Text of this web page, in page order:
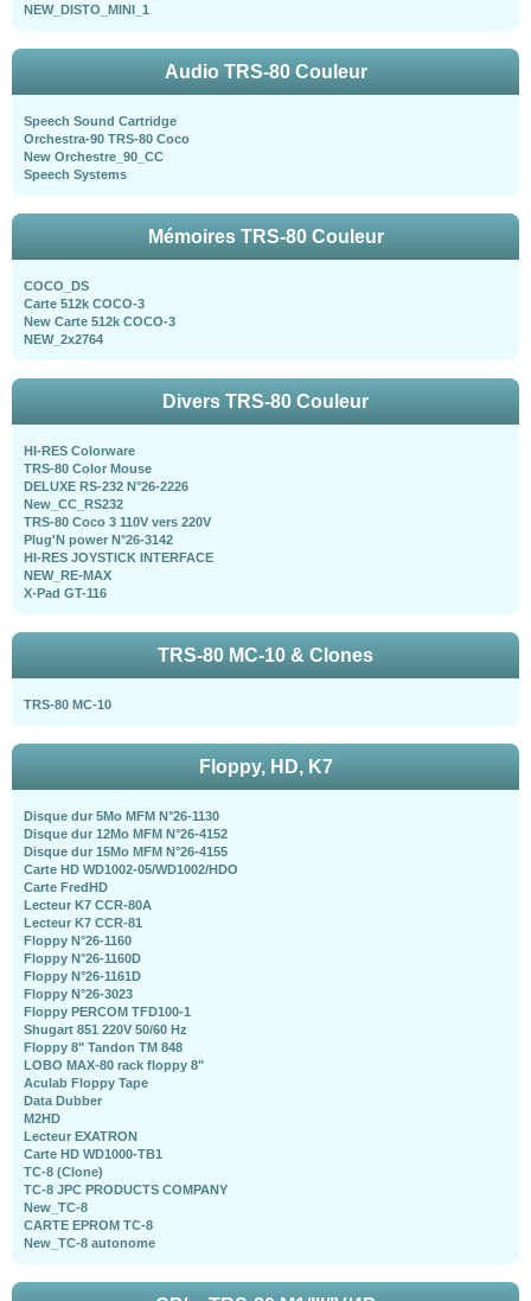
NEW_DISTO_MINI_1
Audio TRS-80 Couleur
Speech Sound Cartridge
Orchestra-90 TRS-80 Coco
New Orchestre_90_CC
Speech Systems
Mémoires TRS-80 Couleur
COCO_DS
Carte 512k COCO-3
New Carte 512k COCO-3
NEW_2x2764
Divers TRS-80 Couleur
HI-RES Colorware
TRS-80 Color Mouse
DELUXE RS-232 N°26-2226
New_CC_RS232
TRS-80 Coco 3 110V vers 220V
Plug'N power N°26-3142
HI-RES JOYSTICK INTERFACE
NEW_RE-MAX
X-Pad GT-116
TRS-80 MC-10 & Clones
TRS-80 MC-10
Floppy, HD, K7
Disque dur 5Mo MFM N°26-1130
Disque dur 12Mo MFM N°26-4152
Disque dur 15Mo MFM N°26-4155
Carte HD WD1002-05/WD1002/HDO
Carte FredHD
Lecteur K7 CCR-80A
Lecteur K7 CCR-81
Floppy N°26-1160
Floppy N°26-1160D
Floppy N°26-1161D
Floppy N°26-3023
Floppy PERCOM TFD100-1
Shugart 851 220V 50/60 Hz
Floppy 8" Tandon TM 848
LOBO MAX-80 rack floppy 8"
Aculab Floppy Tape
Data Dubber
M2HD
Lecteur EXATRON
Carte HD WD1000-TB1
TC-8 (Clone)
TC-8 JPC PRODUCTS COMPANY
New_TC-8
CARTE EPROM TC-8
New_TC-8 autonome